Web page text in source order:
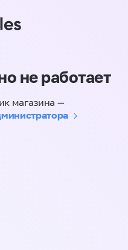
не работает
магазина —